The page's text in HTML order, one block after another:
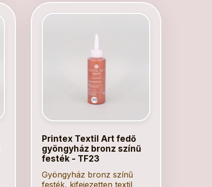
Printex Textil Art fedő
gyöngyház bronz színű
festék - TF23
Gyöngyház bronz színű
festék, kifejezetten textil